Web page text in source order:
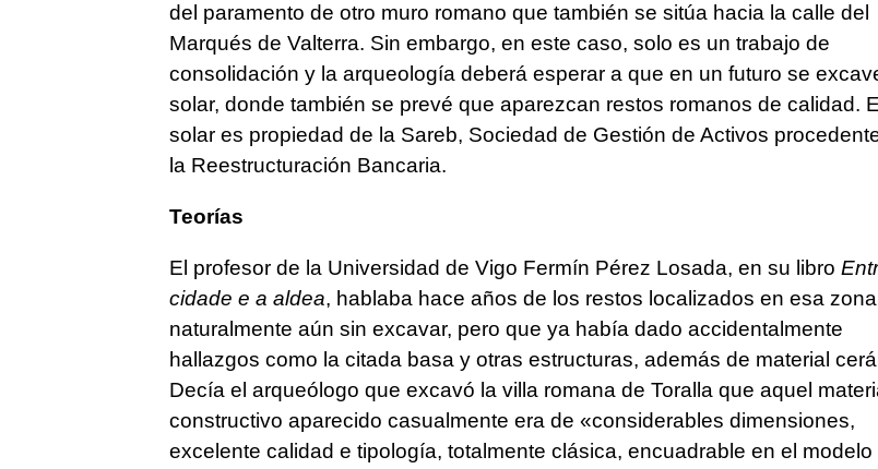
del paramento de otro muro romano que también se sitúa hacia la calle del
Marqués de Valterra. Sin embargo, en este caso, solo es un trabajo de
consolidación y la arqueología deberá esperar a que en un futuro se
solar, donde también se prevé que aparezcan restos romanos de calidad.
solar es propiedad de la Sareb, Sociedad de Gestión de Activos
la Reestructuración Bancaria.
Teorías
El profesor de la Universidad de Vigo Fermín Pérez Losada, en su libro
cidade e a aldea, hablaba hace años de los restos localizados en esa
naturalmente aún sin excavar, pero que ya había dado accidentalmente
hallazgos como la citada basa y otras estructuras, además de material
Decía el arqueólogo que excavó la villa romana de Toralla que aquel
constructivo aparecido casualmente era de «considerables dimensiones,
excelente calidad e tipología, totalmente clásica, encuadrable en el modelo